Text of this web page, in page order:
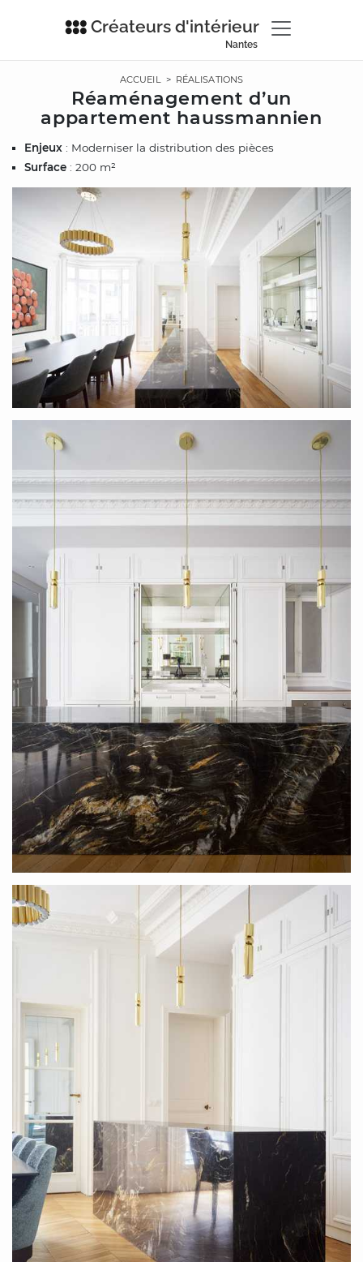
Créateurs d'intérieur
Nantes
ACCUEIL> RÉALISATIONS
Réaménagement d’un
appartement haussmannien
Enjeux : Moderniser la distribution des pièces
Surface : 200 m²